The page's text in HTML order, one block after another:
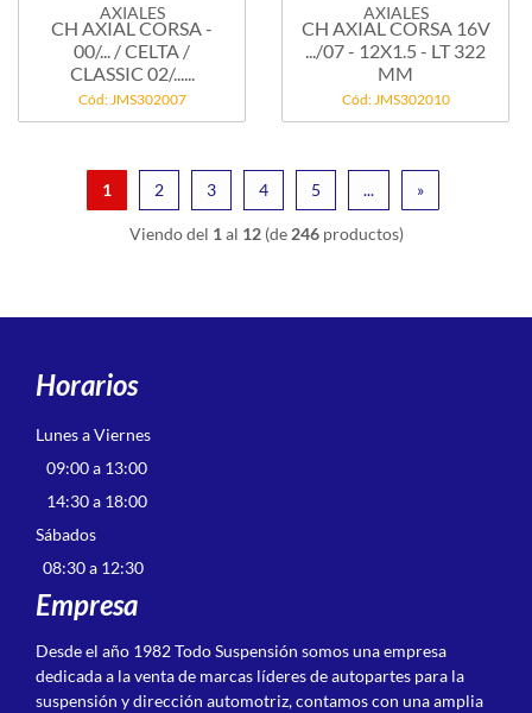
AXIALES
CH AXIAL CORSA -
00/... / CELTA /
CLASSIC 02/......
Cód: JMS302007
AXIALES
CH AXIAL CORSA 16V
.../07 - 12X1.5 - LT 322
MM
Cód: JMS302010
1 2 3 4 5 ... »
Viendo del 1 al 12(de 246productos)
Horarios
Lunes a Viernes
09:00 a 13:00
14:30 a 18:00
Sábados
08:30 a 12:30
Empresa
Desde el año 1982 Todo Suspensión somos una empresa
dedicada a la venta de marcas líderes de autopartes para la
suspensión y dirección automotriz, contamos con una amplia